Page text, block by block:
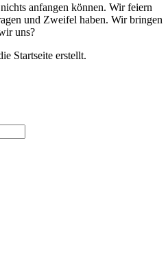
anfangen können. Wir feiern
und Zweifel haben. Wir bringen
uns?
Startseite erstellt.